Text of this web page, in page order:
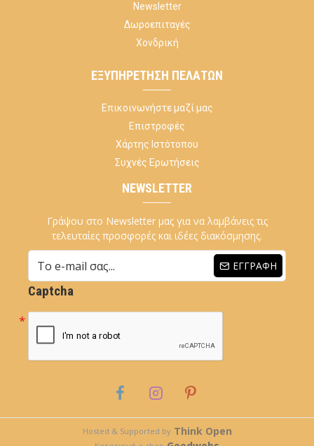
Newsletter
Δωροεπιταγές
Χονδρική
ΕΞΥΠΗΡΈΤΗΣΗ ΠΕΛΑΤΏΝ
Επικοινωνήστε μαζί μας
Επιστροφές
Χάρτης Ιστότοπου
Συχνές Ερωτήσεις
NEWSLETTER
Γράψου στο Newsletter μας για να λαμβάνεις τις
τελευταίες προσφορές και ιδέες διακόσμησης.
ΕΓΓΡΑΦΉ
Captcha
Hosted & Supported by Think Open